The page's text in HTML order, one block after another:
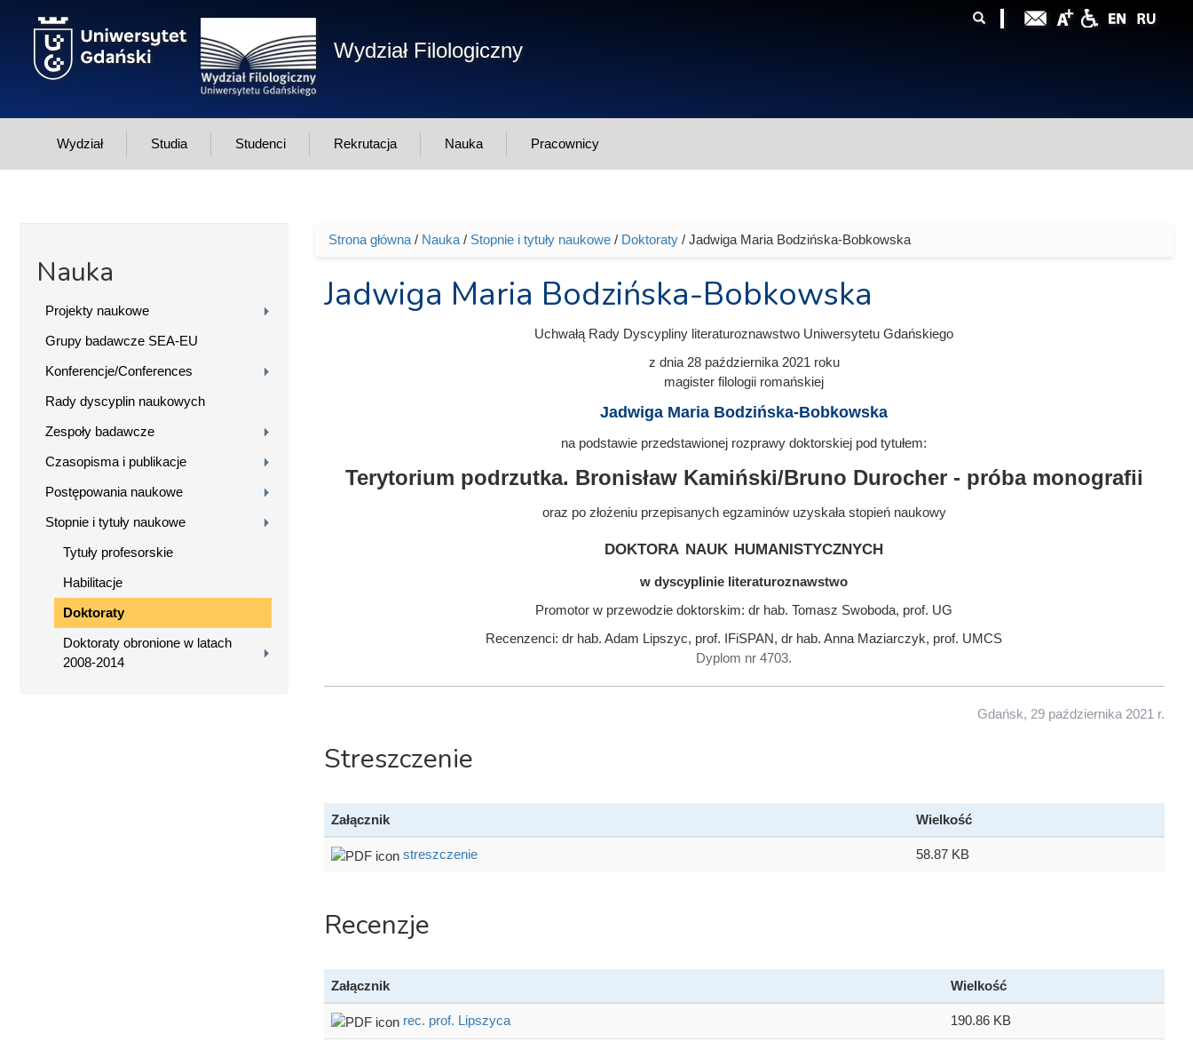
Wydział Filologiczny
Wydział Studia Studenci Rekrutacja Nauka Pracownicy
Nauka
Projekty naukowe
Grupy badawcze SEA-EU
Konferencje/Conferences
Rady dyscyplin naukowych
Zespoły badawcze
Czasopisma i publikacje
Postępowania naukowe
Stopnie i tytuły naukowe
Tytuły profesorskie
Habilitacje
Doktoraty
Doktoraty obronione w latach
2008-2014
Jesteś tutaj
Strona główna/ Nauka/ Stopnie i tytuły naukowe/ Doktoraty/ Jadwiga Maria Bodzińska-Bobkowska
Jadwiga Maria Bodzińska-Bobkowska
Uchwałą Rady Dyscypliny literaturoznawstwo Uniwersytetu Gdańskiego
z dnia 28 października 2021 roku
magister filologii romańskiej
Jadwiga Maria Bodzińska-Bobkowska
na podstawie przedstawionej rozprawy doktorskiej pod tytułem:
Terytorium podrzutka. Bronisław Kamiński/Bruno Durocher - próba monografii
oraz po złożeniu przepisanych egzaminów uzyskała stopień naukowy
doktora nauk humanistycznych
w dyscyplinie literaturoznawstwo
Promotor w przewodzie doktorskim: dr hab. Tomasz Swoboda, prof. UG
Recenzenci: dr hab. Adam Lipszyc, prof. IFiSPAN, dr hab. Anna Maziarczyk, prof. UMCS
Dyplom nr 4703.
Gdańsk, 29 października 2021 r.
Streszczenie
Załącznik Wielkość
streszczenie 58.87 KB
Recenzje
Załącznik Wielkość
rec. prof. Lipszyca 190.86 KB